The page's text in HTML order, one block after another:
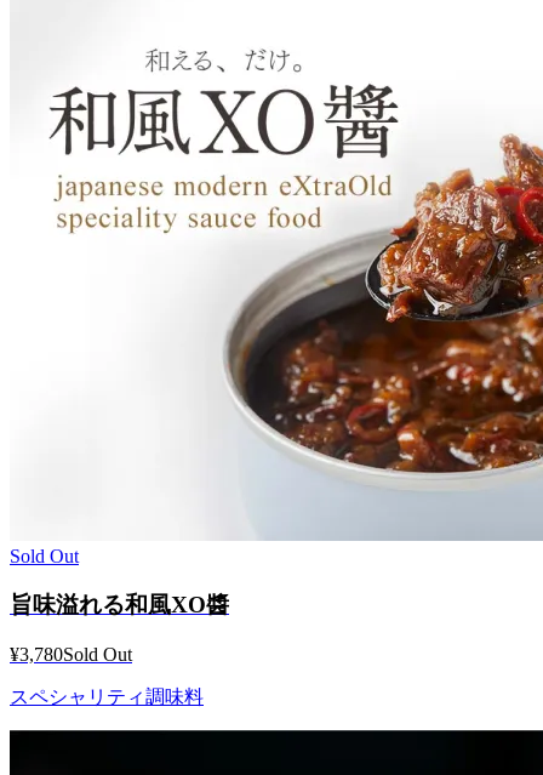
Sold Out
旨味溢れる和風XO醬
¥3,780Sold Out
スペシャリティ調味料